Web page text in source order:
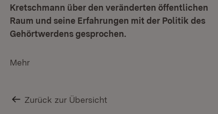
Kretschmann über den veränderten öffentlichen
Raum und seine Erfahrungen mit der Politik des
Gehörtwerdens gesprochen.
Mehr
Zurück zur Übersicht